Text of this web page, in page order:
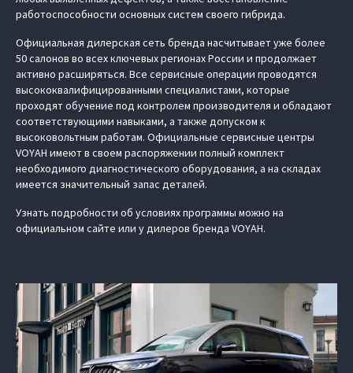
работоспособности основных систем своего гибрида.
Официальная дилерская сеть бренда насчитывает уже более
50 салонов во всех ключевых регионах России и продолжает
активно расширяться. Все сервисные операции проводятся
высококвалифицированными специалистами, которые
проходят обучение под контролем производителя и обладают
соответствующими навыками, а также допуском к
высоковольтным работам. Официальные сервисные центры
VOYAH имеют в своем распоряжении полный комплект
необходимого диагностического оборудования, а на складах
имеется значительный запас деталей.
Узнать подробности об условиях программы можно на
официальном сайте или у дилеров бренда VOYAH.